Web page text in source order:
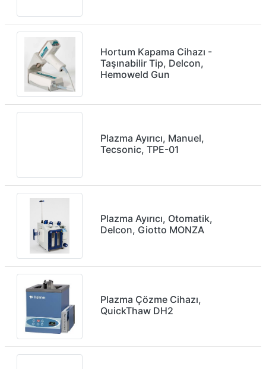
Hortum Kapama Cihazı -
Taşınabilir Tip, Delcon,
Hemoweld Gun
Plazma Ayırıcı, Manuel,
Tecsonic, TPE-01
Plazma Ayırıcı, Otomatik,
Delcon, Giotto MONZA
Plazma Çözme Cihazı,
QuickThaw DH2